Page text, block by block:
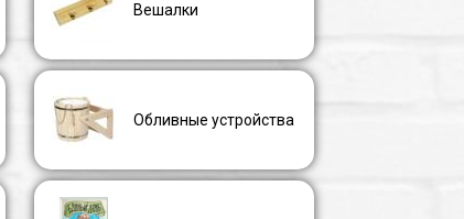
Вешалки
Обливные устройства